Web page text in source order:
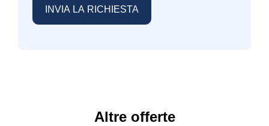
Altre offerte